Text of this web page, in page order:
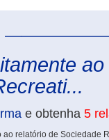
e obtenha 5
ao relatório de Sociedade